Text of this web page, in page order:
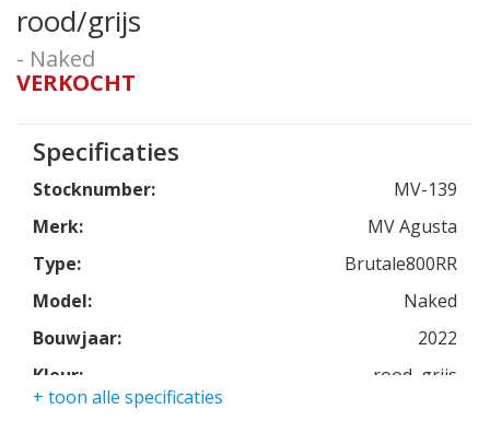
rood/grijs
- Naked
VERKOCHT
Specificaties
Stocknumber:
MV-139
Merk:
MV Agusta
Type:
Brutale800RR
Model:
Naked
Bouwjaar:
2022
Kleur:
rood, grijs
+ toon alle specificaties